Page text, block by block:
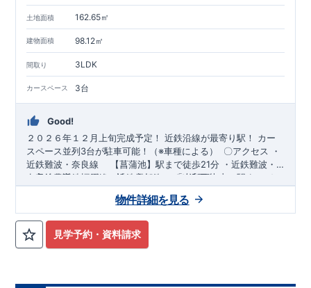
土地面積 162.65㎡
建物面積 98.12㎡
間取り 3LDK
カースペース 3台
Good!
２０２６年１２月上旬完成予定！ ​近鉄沿線が最寄り駅！
​カー
スペース並列3台が駐車可能！（※車種による）
​〇アクセス
・
近鉄難波・奈良線 ​ 【菖蒲池】駅まで徒歩21分 ・近鉄難波・
奈良線、近鉄橿原線、近鉄京都線 ​ 「大和西大寺」駅までバス
大寺北小学校まで徒歩14分 ​・市立平城中学校まで徒歩10分 ​・
あおぞら保育園まで徒歩15分​・市立西大寺北こども園まで徒歩
14分 ​・近畿大学附属幼稚園まで徒歩16分
め
​・収納豊富でデザイン性に優れたワイド洗面台！ ​・ペニンシュ
能性共に高です。 ​・1階のトイレはタンクレストイレで、スタ
イリッシュな手洗い洗面所もついてます！・リビングには、高
級感やデザイン性をプラスしたグラビオエッジの壁を採用！
ベビーカーやアウトドアグッズの収納に便利な土間収納
ゼット！ ​・食料品や日用品のストックに便利な備蓄倉庫！​ ​お
​（株）東栄住宅 京都営業所​TEL:075-394-5350 ​定休
日：火・水・年末年始など
見学予約・資料請求
物件詳細を見る